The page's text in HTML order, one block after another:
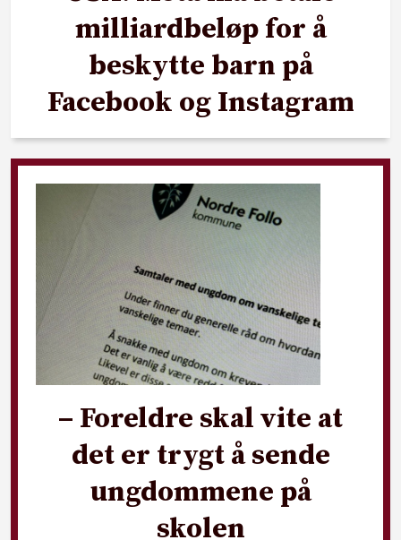
milliardbeløp for å
beskytte barn på
Facebook og Instagram
– Foreldre skal vite at
det er trygt å sende
ungdommene på
skolen